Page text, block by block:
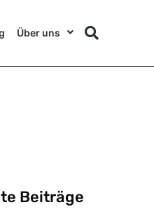
Über uns
Beiträge